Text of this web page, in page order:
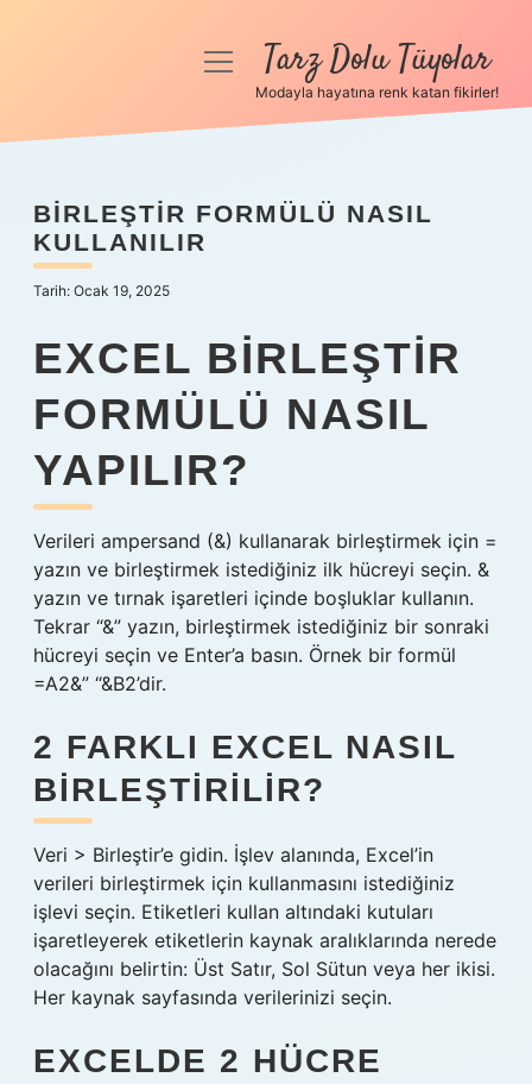
Anasayfa
Yasal Uyarı
Hakkımızda
menüyüTarz Dolu Tüyolar
Modayla hayatına renk katan fikirler!
BIRLEŞTIR FORMÜLÜ NASIL
KULLANILIR
Tarih: Ocak 19, 2025
EXCEL BIRLEŞTIR
FORMÜLÜ NASIL
YAPILIR?
Verileri ampersand (&) kullanarak birleştirmek için =
yazın ve birleştirmek istediğiniz ilk hücreyi seçin. &
yazın ve tırnak işaretleri içinde boşluklar kullanın.
Tekrar “&” yazın, birleştirmek istediğiniz bir sonraki
hücreyi seçin ve Enter’a basın. Örnek bir formül
=A2&” “&B2’dir.
2 FARKLI EXCEL NASIL
BIRLEŞTIRILIR?
Veri > Birleştir’e gidin. İşlev alanında, Excel’in
verileri birleştirmek için kullanmasını istediğiniz
işlevi seçin. Etiketleri kullan altındaki kutuları
işaretleyerek etiketlerin kaynak aralıklarında nerede
olacağını belirtin: Üst Satır, Sol Sütun veya her ikisi.
Her kaynak sayfasında verilerinizi seçin.
EXCELDE 2 HÜCRE